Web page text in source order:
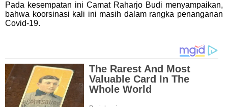
Pada kesempatan ini Camat Raharjo Budi menyampaikan,
bahwa koorsinasi kali ini masih dalam rangka penanganan
Covid-19.